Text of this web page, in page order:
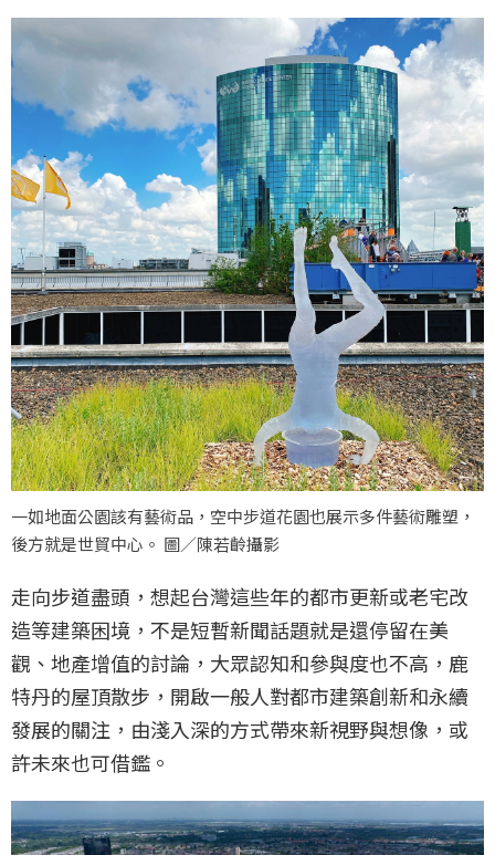
一如地面公園該有藝術品，空中步道花園也展示多件藝術雕塑，
後方就是世貿中心。 圖／陳若齡攝影
走向步道盡頭，想起台灣這些年的都市更新或老宅改
造等建築困境，不是短暫新聞話題就是還停留在美
觀、地產增值的討論，大眾認知和參與度也不高，鹿
特丹的屋頂散步，開啟一般人對都市建築創新和永續
發展的關注，由淺入深的方式帶來新視野與想像，或
許未來也可借鑑。